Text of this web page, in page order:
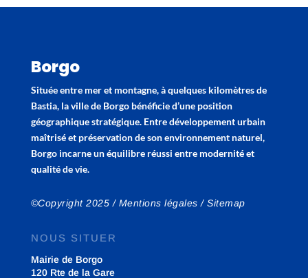
Borgo
Située entre mer et montagne, à quelques kilomètres de
Bastia, la ville de Borgo bénéficie d’une position
géographique stratégique. Entre développement urbain
maîtrisé et préservation de son environnement naturel,
Borgo incarne un équilibre réussi entre modernité et
qualité de vie.
©Copyright 2025 / Mentions légales /Sitemap
NOUS SITUER
Mairie de Borgo
120 Rte de la Gare